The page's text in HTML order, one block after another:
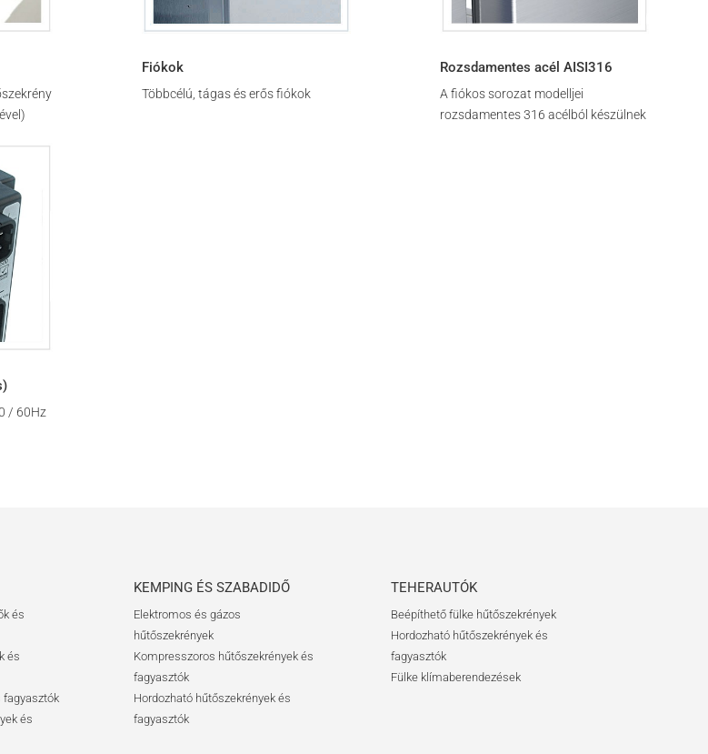
Fiókok
Többcélú, tágas és erős fiókok
Rozsdamentes acél AISI316
A fiókos sorozat modelljei
rozsdamentes 316 acélból készülnek
/ 60Hz
és
és
fagyasztók
és
KEMPING ÉS SZABADIDŐ
Elektromos és gázos
hűtőszekrények
Kompresszoros hűtőszekrények és
fagyasztók
Hordozható hűtőszekrények és
fagyasztók
TEHERAUTÓK
Beépíthető fülke hűtőszekrények
Hordozható hűtőszekrények és
fagyasztók
Fülke klímaberendezések